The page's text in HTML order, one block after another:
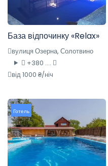
База відпочинку «Relax»
вулиця Озерна, Солотвино
+380 ....
від 1000 ₴/ніч
Готель